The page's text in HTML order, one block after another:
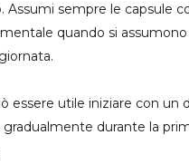
Assumi sempre le capsule
quando si
essere utile iniziare con un
durante la